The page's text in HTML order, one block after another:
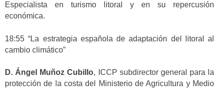
Especialista en turismo litoral y en su repercusión
económica.
18:55 “La estrategia española de adaptación del litoral al
cambio climático”
D. Ángel Muñoz Cubillo, ICCP subdirector general para la
protección de la costa del Ministerio de Agricultura y Medio